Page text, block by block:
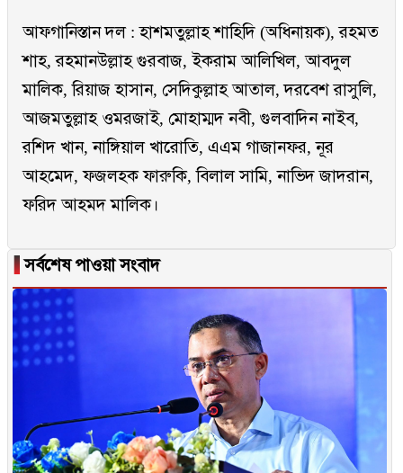
আফগানিস্তান দল : হাশমতুল্লাহ শাহিদি (অধিনায়ক), রহমত
শাহ, রহমানউল্লাহ গুরবাজ, ইকরাম আলিখিল, আবদুল
মালিক, রিয়াজ হাসান, সেদিকুল্লাহ আতাল, দরবেশ রাসুলি,
আজমতুল্লাহ ওমরজাই, মোহাম্মদ নবী, গুলবাদিন নাইব,
রশিদ খান, নাঙ্গিয়াল খারোতি, এএম গাজানফর, নূর
আহমেদ, ফজলহক ফারুকি, বিলাল সামি, নাভিদ জাদরান,
ফরিদ আহমদ মালিক।
▐সর্বশেষ পাওয়া সংবাদ